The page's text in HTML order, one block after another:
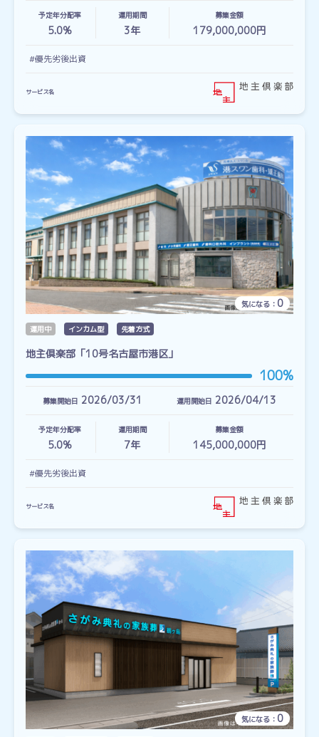
予定年分配率
5.0%
運用期間
3年
募集金額
179,000,000円
#優先劣後出資
サービス名
気になる： 0
運用中 インカム型 先着方式
地主倶楽部「10号名古屋市港区」
100%
募集開始日 2026/03/31 運用開始日 2026/04/13
予定年分配率
5.0%
運用期間
7年
募集金額
145,000,000円
#優先劣後出資
サービス名
気になる： 0